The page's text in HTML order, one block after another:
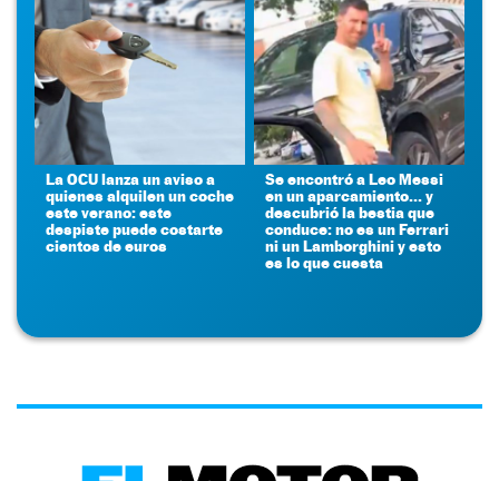
La OCU lanza un aviso a
quienes alquilen un coche
este verano: este
despiste puede costarte
cientos de euros
Se encontró a Leo Messi
en un aparcamiento... y
descubrió la bestia que
conduce: no es un Ferrari
ni un Lamborghini y esto
es lo que cuesta